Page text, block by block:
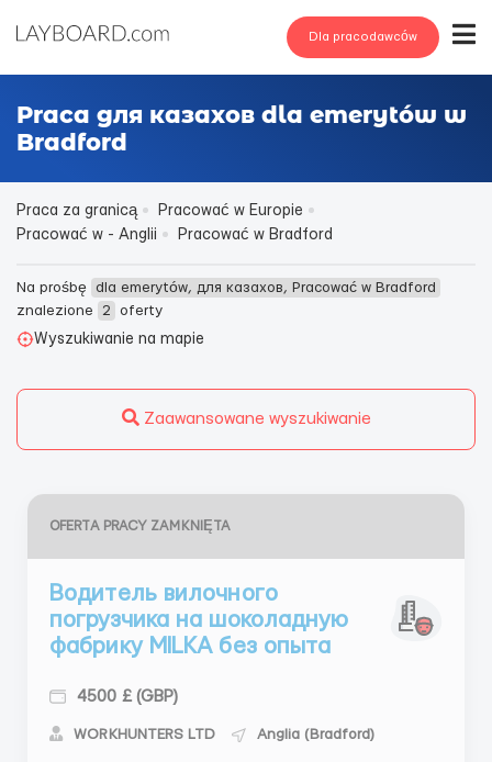
Dla pracodawców
Praca для казахов dla emerytów w
Bradford
Praca za granicą
Pracować w Europie
Pracować w - Anglii
Pracować w Bradford
Na prośbę dla emerytów, для казахов, Pracować w Bradford
znalezione
2
oferty
Wyszukiwanie na mapie
Zaawansowane wyszukiwanie
OFERTA PRACY ZAMKNIĘTA
Водитель вилочного
погрузчика на шоколадную
фабрику MILKA без опыта
4500 £ (GBP)
WORKHUNTERS LTD Anglia (Bradford)